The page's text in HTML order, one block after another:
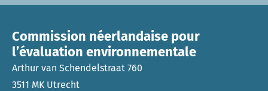
Commission néerlandaise pour
l’évaluation environnementale
Arthur van Schendelstraat 760
3511 MK Utrecht